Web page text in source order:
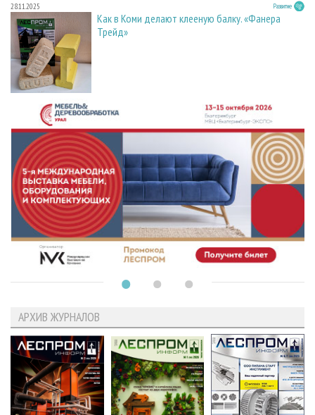
28.11.2025 Развитие
Как в Коми делают клееную балку. «Фанера
Трейд»
АРХИВ ЖУРНАЛОВ